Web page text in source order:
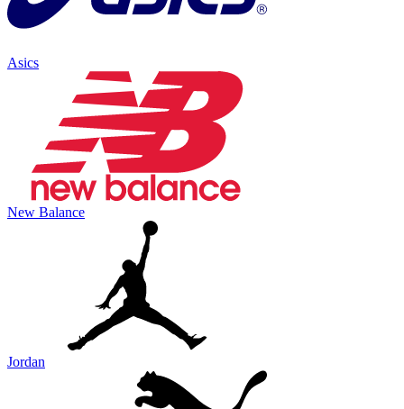
Asics
New Balance
Jordan